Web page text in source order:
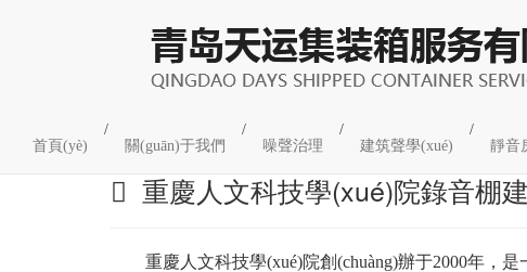
首頁(yè)
/
關(guān)于我們
/
噪聲治理
/
建筑聲學(xué)
/
靜音
錄音棚與演播室
重慶人文科技學(xué)院錄音棚
重慶人文科技學(xué)院創(chuàng)辦于2000年，